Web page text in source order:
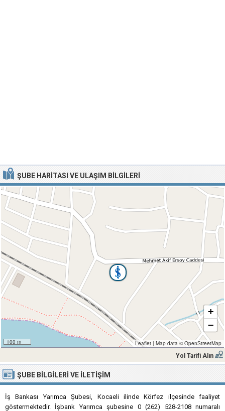
ŞUBE HARITASI VE ULAŞIM BILGILERI
100 m
+
−
Leaflet | Map data ©OpenStreetMap
Yol Tarifi Alın
ŞUBE BILGILERI VE İLETIŞIM
İş Bankası Yarımca Şubesi, Kocaeli ilinde Körfez ilçesinde faaliyet
göstermektedir. İşbank Yarımca şubesine 0 (262) 528-2108 numaralı